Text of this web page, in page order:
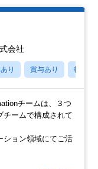
会社
り 賞与あり 転勤な
チームは、３つ
チームで構成されて
ション領域にてご活